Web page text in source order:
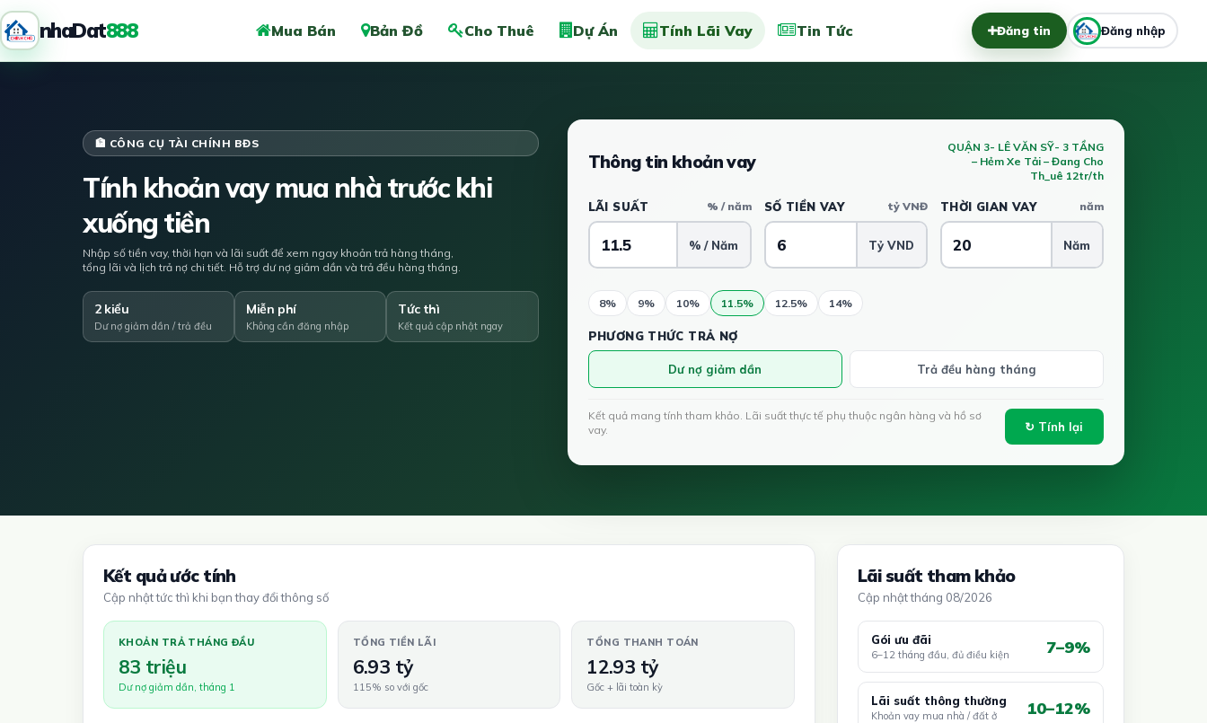
nhaDat888 Mua Bán Bản Đồ Cho Thuê Dự Án Tính Lãi Vay Tin Tức Đăng tin Đăng nhập
🏦 CÔNG CỤ TÀI CHÍNH BĐS
Tính khoản vay mua nhà trước khi
xuống tiền
Nhập số tiền vay, thời hạn và lãi suất để xem ngay khoản trả hàng tháng,
tổng lãi và lịch trả nợ chi tiết. Hỗ trợ dư nợ giảm dần và trả đều hàng tháng.
2 kiểu
Dư nợ giảm dần / trả đều
Miễn phí
Không cần đăng nhập
Tức thì
Kết quả cập nhật ngay
Thông tin khoản vay
QUẬN 3- LÊ VĂN SỸ- 3 TẦNG
– Hẻm Xe Tải – Đang Cho
Th_uê 12tr/th
LÃI SUẤT % / năm
% / Năm
SỐ TIỀN VAY tỷ VNĐ
Tỷ VND
THỜI GIAN VAY năm
Năm
8% 9% 10% 11.5% 12.5% 14%
PHƯƠNG THỨC TRẢ NỢ
Dư nợ giảm dần Trả đều hàng tháng
Kết quả mang tính tham khảo. Lãi suất thực tế phụ thuộc ngân hàng và hồ sơ
vay.
↻ Tính lại
Kết quả ước tính
Cập nhật tức thì khi bạn thay đổi thông số
KHOẢN TRẢ THÁNG ĐẦU
83 triệu
Dư nợ giảm dần, tháng 1
TỔNG TIỀN LÃI
6.93 tỷ
115% so với gốc
TỔNG THANH TOÁN
12.93 tỷ
Gốc + lãi toàn kỳ
Lãi suất tham khảo
Cập nhật tháng 08/2026
Gói ưu đãi
6–12 tháng đầu, đủ điều kiện 7–9%
Lãi suất thông thường
Khoản vay mua nhà / đất ở 10–12%